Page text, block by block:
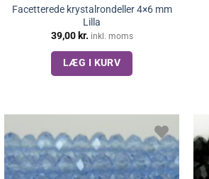
Facetterede krystalrondeller 4×6 mm
Lilla
39,00 kr. inkl. moms
LÆG I KURV